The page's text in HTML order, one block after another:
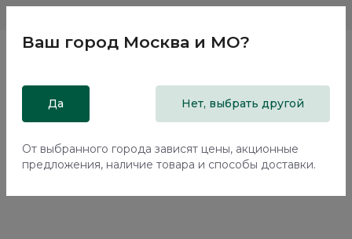
Главная
Кровати
Двуспальная кровать с подъемным механизмом Флорина /
Ваш город Москва и МО?
Да Нет, выбрать другой
От выбранного города зависят цены, акционные
предложения, наличие товара и способы доставки.